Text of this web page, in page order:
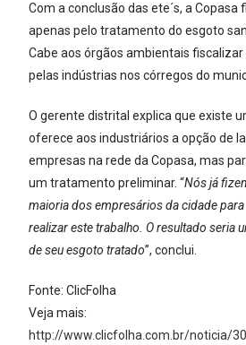
Com a conclusão das ete´s, a Copasa
apenas pelo tratamento do esgoto
Cabe aos órgãos ambientais
pelas indústrias nos córregos do
O gerente distrital explica que existe
oferece aos industriários a opção de
empresas na rede da Copasa, mas
um tratamento preliminar. “Nós já
maioria dos empresários da cidade
realizar este trabalho. O resultado seria
de seu esgoto tratado”, conclui.
Fonte: ClicFolha
Veja mais:
http://www.clicfolha.com.br/noticia/